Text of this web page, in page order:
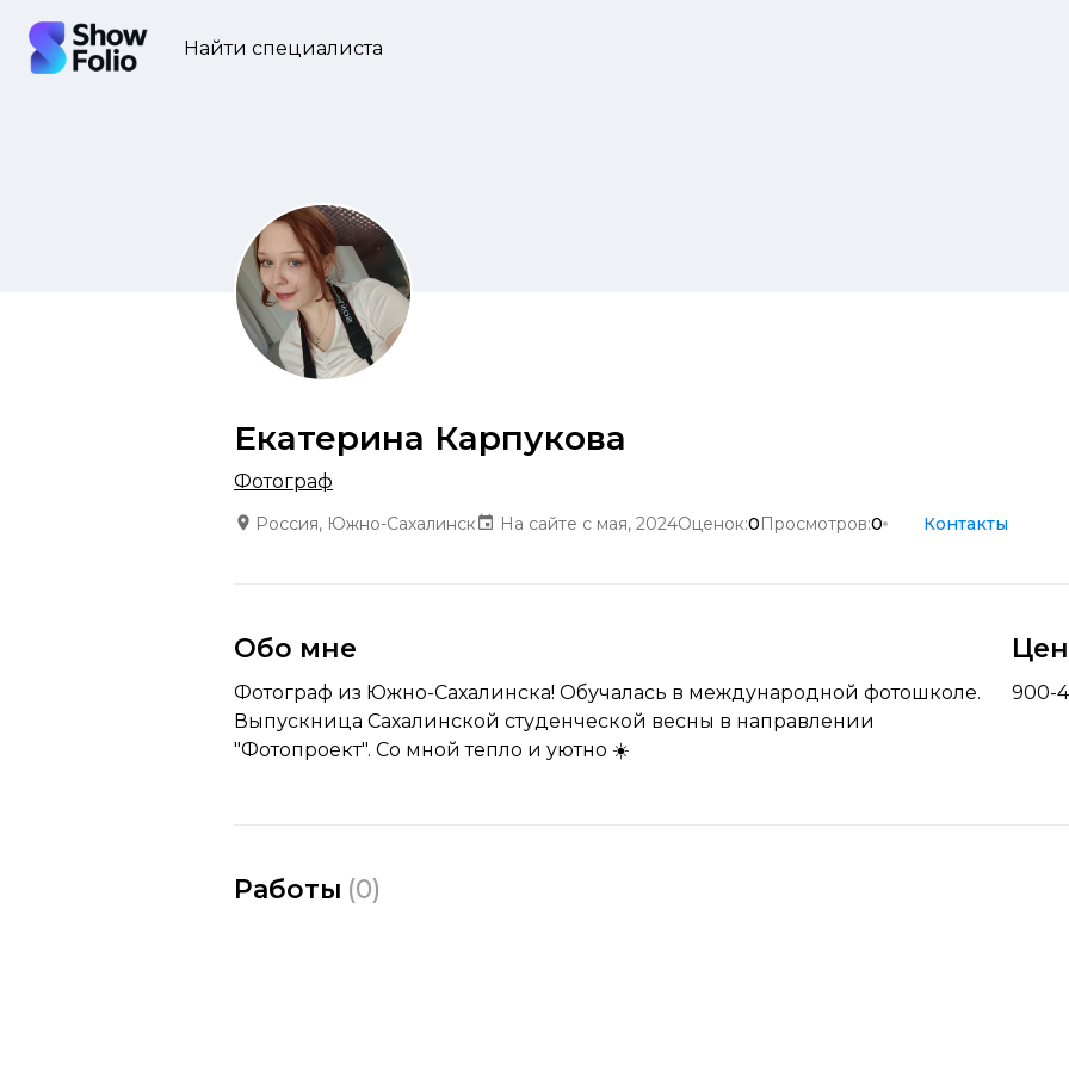
Найти специалиста
Екатерина Карпукова
Фотограф
Россия, Южно-Сахалинск На сайте с мая, 2024Оценок:0Просмотров:0 Контакты
Обо мне
Фотограф из Южно-Сахалинска! Обучалась в международной фотошколе.
Выпускница Сахалинской студенческой весны в направлении
"Фотопроект". Со мной тепло и уютно ☀️
900-
Работы (0)